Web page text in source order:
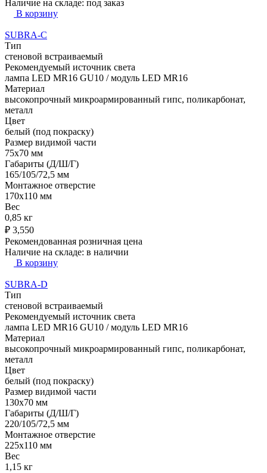
Наличие на складе: под заказ
В корзину
SUBRA-C
Тип
стеновой встраиваемый
Рекомендуемый источник света
лампа LED MR16 GU10 / модуль LED MR16
Материал
высокопрочный микроармированный гипс, поликарбонат,
металл
Цвет
белый (под покраску)
Размер видимой части
75х70 мм
Габариты (Д/Ш/Г)
165/105/72,5 мм
Монтажное отверстие
170х110 мм
Вес
0,85 кг
₽ 3,550
Рекомендованная розничная цена
Наличие на складе: в наличии
В корзину
SUBRA-D
Тип
стеновой встраиваемый
Рекомендуемый источник света
лампа LED MR16 GU10 / модуль LED MR16
Материал
высокопрочный микроармированный гипс, поликарбонат,
металл
Цвет
белый (под покраску)
Размер видимой части
130х70 мм
Габариты (Д/Ш/Г)
220/105/72,5 мм
Монтажное отверстие
225х110 мм
Вес
1,15 кг